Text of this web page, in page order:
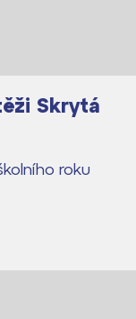
Skrytá
roku